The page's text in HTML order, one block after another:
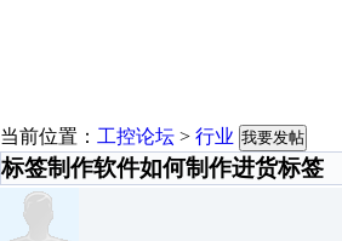
当前位置： 工控论坛 > 行业 我要发帖
标签制作软件如何制作进货标签